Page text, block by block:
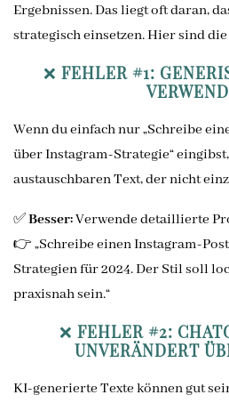
Ergebnissen. Das liegt oft daran,
strategisch einsetzen. Hier sind
❌ FEHLER #1:
Wenn du einfach nur „Schreibe
über Instagram-Strategie“
austauschbaren Text, der nicht
✅Besser:Verwende detaillierte
👉 „Schreibe einen Instagram-
Strategien für 2024. Der Stil soll
praxisnah sein.“
❌ FEHLER #2:
UNVERÄNDERT
KI-generierte Texte können gut